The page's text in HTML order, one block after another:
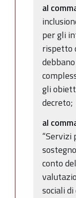
al
per gli
rispetto
gli
decreto;
al
“Servizi
conto
sociali